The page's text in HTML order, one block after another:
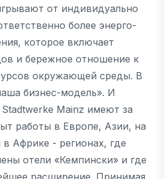
от индивидуально
более энерго-
которое включает
и бережное отношение к
окружающей среды. В
бизнес-модель». И
Mainz имеют за
работы в Европе, Азии, на
Африке - регионах, где
отели «Кемпински» и где
расширение. Принимая